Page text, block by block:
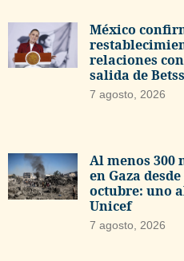
México
relaciones
salida de
7 agosto, 2026
Al menos 300
en Gaza
octubre: uno
Unicef
7 agosto, 2026